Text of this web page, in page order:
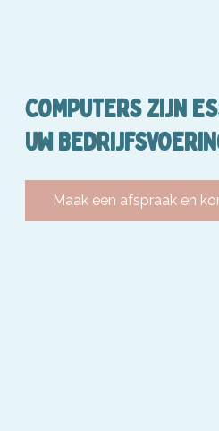
COMPUTERS ZIJN
UW
Maak een afspraak en